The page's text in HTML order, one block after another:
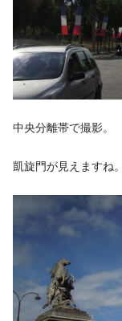
中央分離帯で撮影。
凱旋門が見えますね。